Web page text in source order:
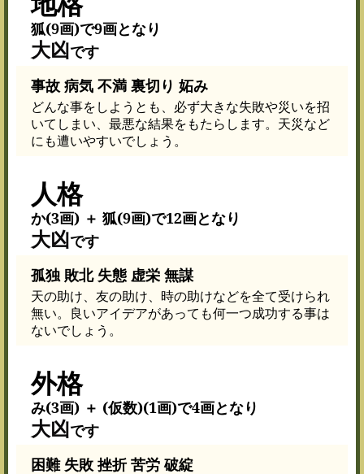
狐(9画)で9画となり
大凶です
事故 病気 不満 裏切り 妬み
どんな事をしようとも、必ず大きな失敗や災いを招
いてしまい、最悪な結果をもたらします。天災など
にも遭いやすいでしょう。
人格
か(3画) ＋ 狐(9画)で12画となり
大凶です
孤独 敗北 失態 虚栄 無謀
天の助け、友の助け、時の助けなどを全て受けられ
無い。良いアイデアがあっても何一つ成功する事は
ないでしょう。
外格
み(3画) ＋ (仮数)(1画)で4画となり
大凶です
困難 失敗 挫折 苦労 破綻